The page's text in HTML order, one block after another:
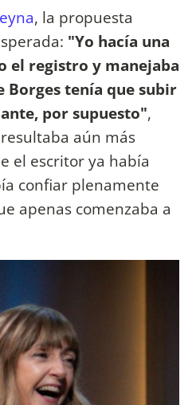
, la propuesta
"Yo hacía una
el registro y manejaba
Borges tenía que subir
por supuesto",
aún más
el escritor ya había
confiar plenamente
apenas comenzaba a